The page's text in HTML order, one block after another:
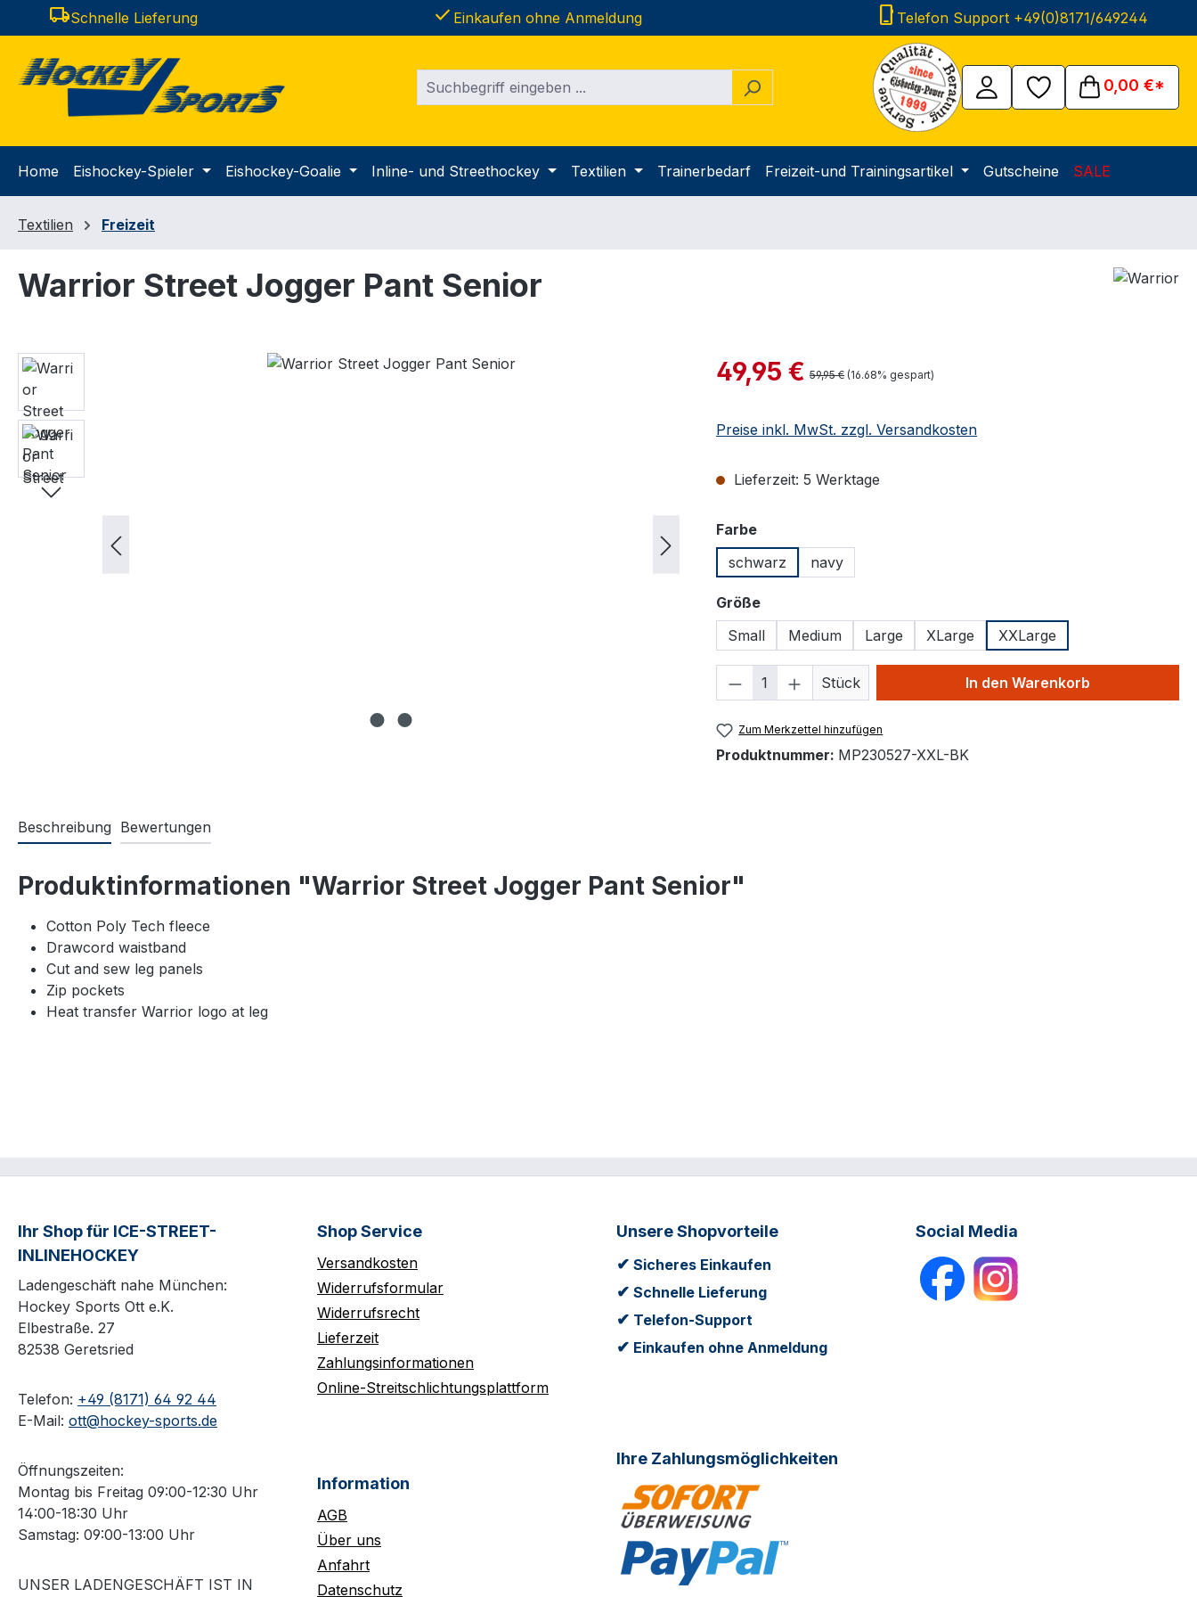
Hauptinhalt springen
Zur Suche springen
Zur Hauptnavigation springen
local_shippingSchnelle Lieferung done Einkaufen ohne Anmeldung phone_iphone Telefon Support +49(0)8171/649244
0,00 €*
Home Eishockey-Spieler Eishockey-Goalie Inline- und Streethockey Textilien Trainerbedarf Freizeit-und Trainingsartikel Gutscheine SALE
Textilien Freizeit
Warrior Street Jogger Pant Senior
Bildergalerie überspringen Verkaufspreis:
49,95 € Regulärer Preis:
59,95 € (16.68% gespart)
Preise inkl. MwSt. zzgl. Versandkosten
Lieferzeit: 5 Werktage
Farbeauswählen
schwarz
navy
Größeauswählen
Small
Medium Large XLarge XXLarge
Produkt Anzahl: Gib den gewünschten Wert
Stück In den Warenkorb
Zum Merkzettel hinzufügen
Produktnummer: MP230527-XXL-BK
Beschreibung Bewertungen
Produktinformationen "Warrior Street Jogger Pant Senior"
Cotton Poly Tech fleece
Drawcord waistband
Cut and sew leg panels
Zip pockets
Heat transfer Warrior logo at leg
Ihr Shop für ICE-STREET-
INLINEHOCKEY
Ladengeschäft nahe München:
Hockey Sports Ott e.K.
Elbestraße. 27
82538 Geretsried
Telefon: +49 (8171) 64 92 44
E-Mail: ott@hockey-sports.de
Öffnungszeiten:
Montag bis Freitag 09:00-12:30 Uhr
14:00-18:30 Uhr
Samstag: 09:00-13:00 Uhr
UNSER LADENGESCHÄFT IST IN
Shop Service
Versandkosten
Widerrufsformular
Widerrufsrecht
Lieferzeit
Zahlungsinformationen
Online-Streitschlichtungsplattform
Information
AGB
Über uns
Anfahrt
Datenschutz
Unsere Shopvorteile
✔ Sicheres Einkaufen
✔ Schnelle Lieferung
✔ Telefon-Support
✔ Einkaufen ohne Anmeldung
Ihre Zahlungsmöglichkeiten
Social Media